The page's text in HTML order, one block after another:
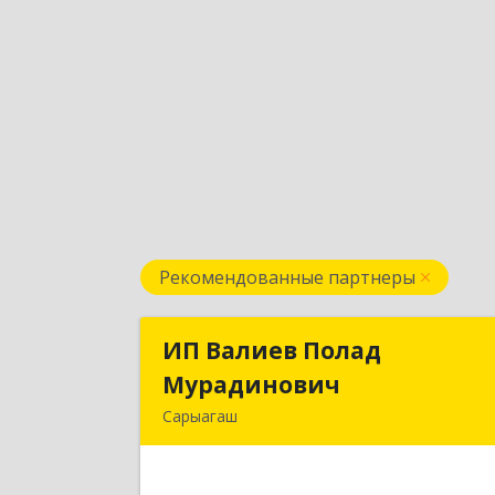
Рекомендованные партнеры
ИП Валиев Полад
Мурадинович
Сарыагаш
ИП Валиев Полад
Мурадинович